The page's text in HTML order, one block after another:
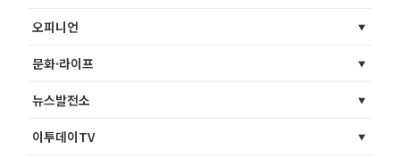
오피니언
문화·라이프
뉴스발전소
이투데이TV